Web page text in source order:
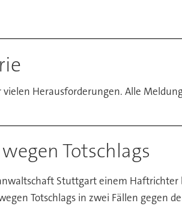
Herausforderungen. Alle
Totschlags
Stuttgart einem
Totschlags in zwei Fällen gegen